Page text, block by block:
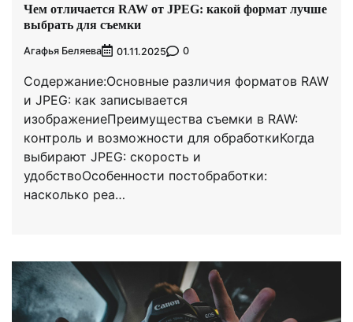
Чем отличается RAW от JPEG: какой формат лучше
выбрать для съемки
Агафья Беляева 01.11.2025 0
Содержание:Основные различия форматов RAW
и JPEG: как записывается
изображениеПреимущества съемки в RAW:
контроль и возможности для обработкиКогда
выбирают JPEG: скорость и
удобствоОсобенности постобработки:
насколько реа…